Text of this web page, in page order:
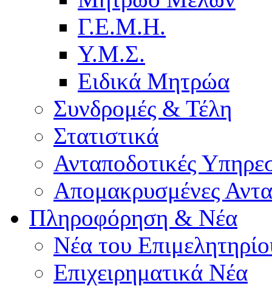
Γ.Ε.Μ.Η.
Υ.Μ.Σ.
Ειδικά Μητρώα
Συνδρομές & Τέλη
Στατιστικά
Ανταποδοτικές
Απομακρυσμένες
Πληροφόρηση & Νέα
Νέα του
Επιχειρηματικά Νέα